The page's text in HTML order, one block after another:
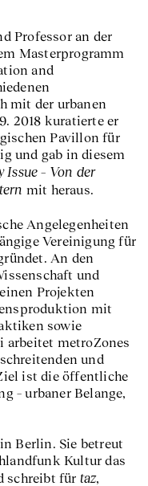
Professor an der
Masterprogramm
and
mit der urbanen
2018 kuratierte er
Pavillon für
und gab in diesem
Issue – Von der
mit heraus.
Angelegenheiten
Vereinigung für
An den
und
Projekten
mit
sowie
arbeitet metroZones
und
ist die öffentliche
– urbaner Belange,
Berlin. Sie betreut
Kultur das
schreibt für taz,